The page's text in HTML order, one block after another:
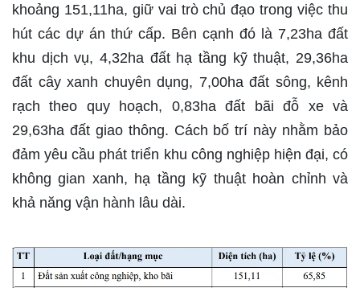
khoảng 151,11ha, giữ vai trò chủ đạo trong việc thu
hút các dự án thứ cấp. Bên cạnh đó là 7,23ha đất
khu dịch vụ, 4,32ha đất hạ tầng kỹ thuật, 29,36ha
đất cây xanh chuyên dụng, 7,00ha đất sông, kênh
rạch theo quy hoạch, 0,83ha đất bãi đỗ xe và
29,63ha đất giao thông. Cách bố trí này nhằm bảo
đảm yêu cầu phát triển khu công nghiệp hiện đại, có
không gian xanh, hạ tầng kỹ thuật hoàn chỉnh và
khả năng vận hành lâu dài.